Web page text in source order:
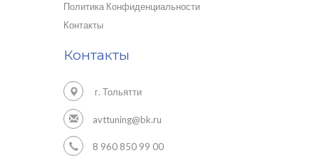
Политика Конфиденциальности
Контакты
Контакты
г. Тольятти
avttuning@bk.ru
8 960 850 99 00